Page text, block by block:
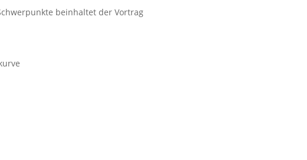
beinhaltet der Vortrag